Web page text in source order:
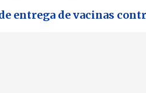
entrega de vacinas